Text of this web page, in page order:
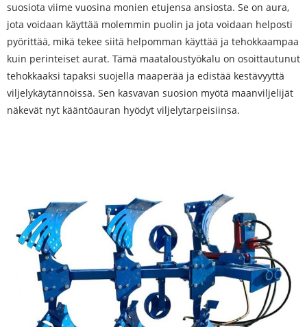
suosiota viime vuosina monien etujensa ansiosta. Se on aura,
jota voidaan käyttää molemmin puolin ja jota voidaan helposti
pyörittää, mikä tekee siitä helpomman käyttää ja tehokkaampaa
kuin perinteiset aurat. Tämä maataloustyökalu on osoittautunut
tehokkaaksi tapaksi suojella maaperää ja edistää kestävyyttä
viljelykäytännöissä. Sen kasvavan suosion myötä maanviljelijät
näkevät nyt kääntöauran hyödyt viljelytarpeisiinsa.